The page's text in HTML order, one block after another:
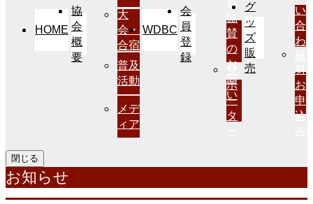
HOME
協
会
概
要
大
会・
合宿
普及
活動
メデ
ィア
WDBC
会
員
登
録
協
賛
の
お
願
い
ポ
ー
タ
グ
ッ
ズ
販
売
い
合
わ
材
お
申
込
閉じる
お知らせ